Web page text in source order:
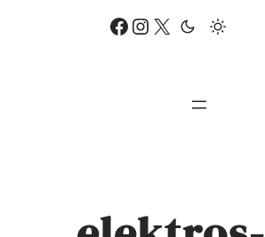
Facebook Instagram X